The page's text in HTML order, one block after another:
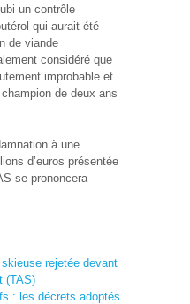
un contrôle
qui aurait été
de viande
considéré que
improbable et
de deux ans
à une
d’euros présentée
se prononcera
rejetée devant
(TAS)
: les décrets adoptés